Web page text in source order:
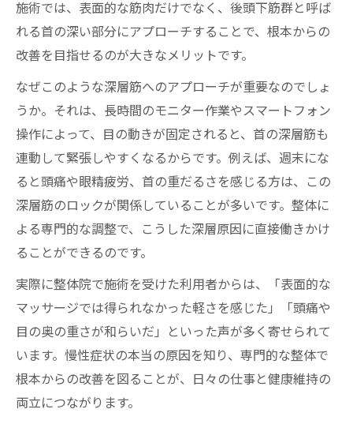
施術では、表面的な筋肉だけでなく、後頭下筋群と呼ば
れる首の深い部分にアプローチすることで、根本からの
改善を目指せるのが大きなメリットです。
なぜこのような深層筋へのアプローチが重要なのでしょ
うか。それは、長時間のモニター作業やスマートフォン
操作によって、目の動きが固定されると、首の深層筋も
連動して緊張しやすくなるからです。例えば、週末にな
ると頭痛や眼精疲労、首の重だるさを感じる方は、この
深層筋のロックが関係していることが多いです。整体に
よる専門的な調整で、こうした深層原因に直接働きかけ
ることができるのです。
実際に整体院で施術を受けた利用者からは、「表面的な
マッサージでは得られなかった軽さを感じた」「頭痛や
目の奥の重さが和らいだ」といった声が多く寄せられて
います。慢性症状の本当の原因を知り、専門的な整体で
根本からの改善を図ることが、日々の仕事と健康維持の
両立につながります。